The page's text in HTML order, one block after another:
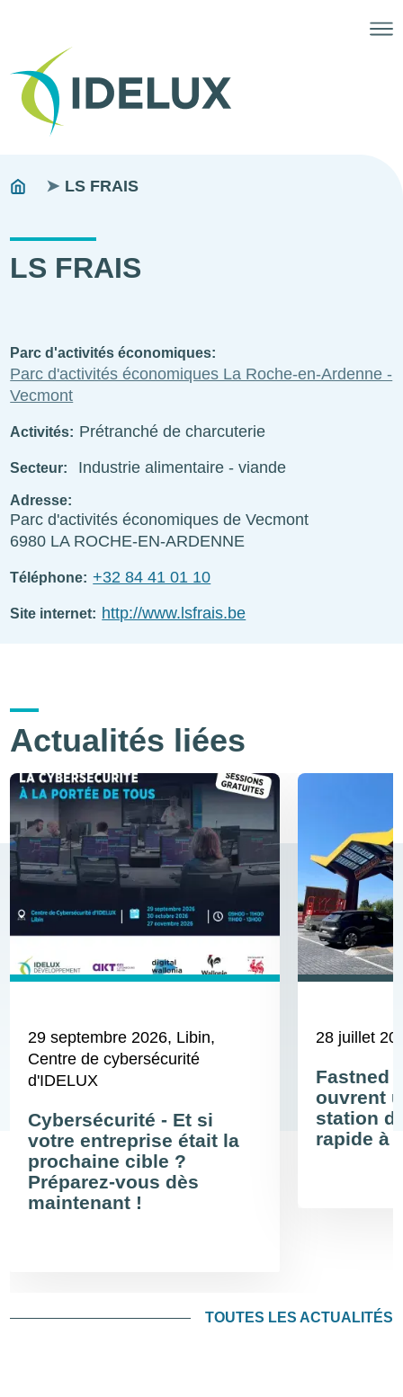
Fils
You
LS FRAIS
LS FRAIS
Parc d'activités économiques
Parc d'activités économiques La Roche-en-Ardenne -
Vecmont
Activités Prétranché de charcuterie
Secteur Industrie alimentaire - viande
Adresse
Parc d'activités économiques de Vecmont
6980 LA ROCHE-EN-ARDENNE
Téléphone +32 84 41 01 10
Site internet http://www.lsfrais.be
Actualités liées
29 septembre 2026, Libin,
Centre de cybersécurité
d'IDELUX
Cybersécurité - Et si
votre entreprise était la
prochaine cible ?
Préparez-vous dès
maintenant !
28 juillet
Fastned
ouvrent
station
rapide à
TOUTES LES ACTUALITÉS